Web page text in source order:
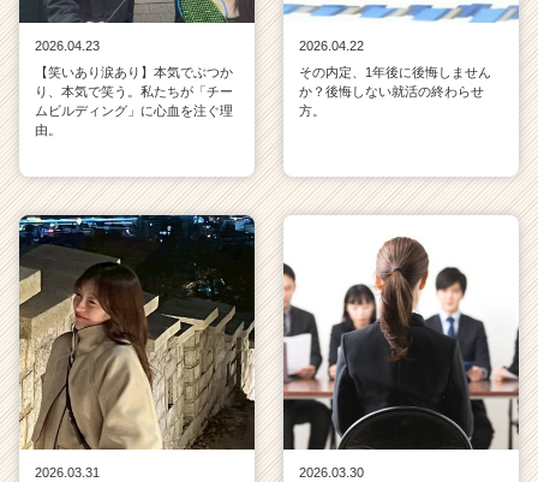
2026.04.23
【笑いあり涙あり】本気でぶつか
り、本気で笑う。私たちが「チー
ムビルディング」に心血を注ぐ理
由。
2026.04.22
その内定、1年後に後悔しません
か？後悔しない就活の終わらせ
方。
2026.03.31
2026.03.30